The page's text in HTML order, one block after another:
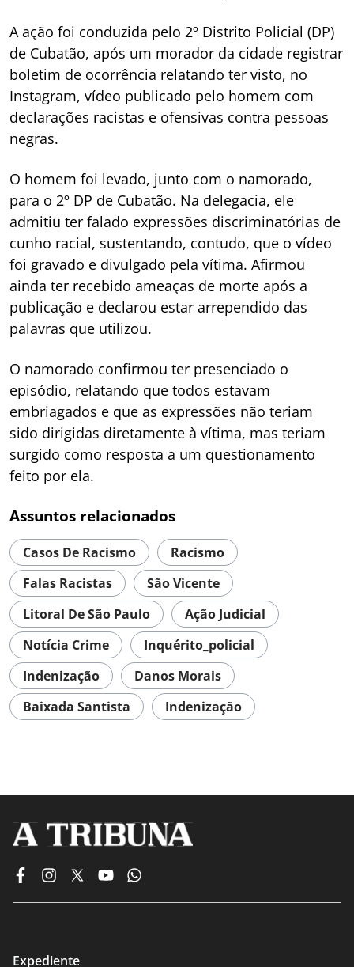
A ação foi conduzida pelo 2º Distrito Policial (DP)
de Cubatão, após um morador da cidade registrar
boletim de ocorrência relatando ter visto, no
Instagram, vídeo publicado pelo homem com
declarações racistas e ofensivas contra pessoas
negras.
O homem foi levado, junto com o namorado,
para o 2º DP de Cubatão. Na delegacia, ele
admitiu ter falado expressões discriminatórias de
cunho racial, sustentando, contudo, que o vídeo
foi gravado e divulgado pela vítima. Afirmou
ainda ter recebido ameaças de morte após a
publicação e declarou estar arrependido das
palavras que utilizou.
O namorado confirmou ter presenciado o
episódio, relatando que todos estavam
embriagados e que as expressões não teriam
sido dirigidas diretamente à vítima, mas teriam
surgido como resposta a um questionamento
feito por ela.
Assuntos relacionados
Casos De Racismo
Racismo
Falas Racistas
São Vicente
Litoral De São Paulo
Ação Judicial
Notícia Crime
Inquérito_policial
Indenização
Danos Morais
Baixada Santista
Indenização
Expediente